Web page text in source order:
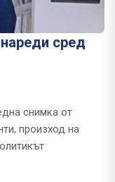
сред
снимка от
произход на